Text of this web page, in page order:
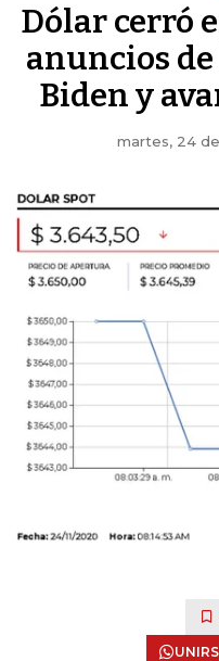
Dólar cerró
anuncios
Biden y
martes, 24